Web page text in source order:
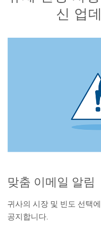
신 업
맞춤 이메일 알림
귀사의 시장 및 빈도 선택
공지합니다.